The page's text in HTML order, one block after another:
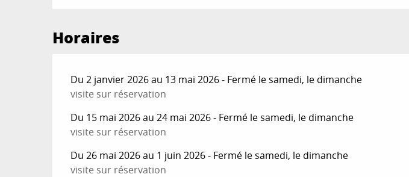
Horaires
Du 2 janvier 2026 au 13 mai 2026 - Fermé le samedi, le dimanche
visite sur réservation
Du 15 mai 2026 au 24 mai 2026 - Fermé le samedi, le dimanche
visite sur réservation
Du 26 mai 2026 au 1 juin 2026 - Fermé le samedi, le dimanche
visite sur réservation